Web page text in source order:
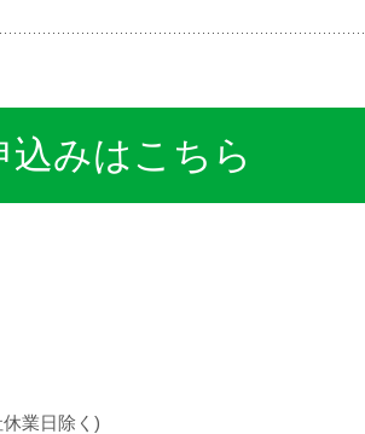
込みはこちら
業日除く)